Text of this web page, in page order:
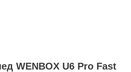
WENBOX U6 Pro Fast